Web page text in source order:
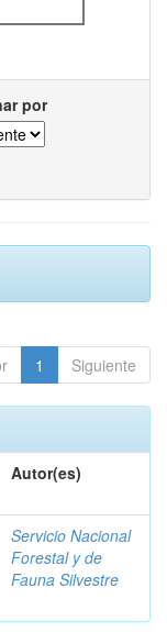
por
1 Siguiente
Autor(es)
Servicio Nacional
Forestal y de
Fauna Silvestre